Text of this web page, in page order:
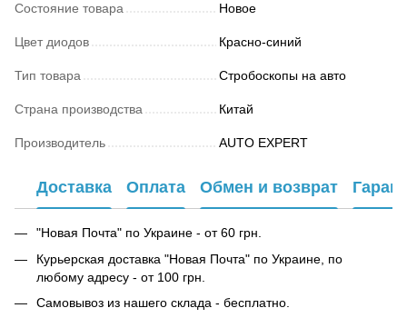
Состояние товара Новое
Цвет диодов Красно-синий
Тип товара Стробоскопы на авто
Страна производства Китай
Производитель AUTO EXPERT
Доставка Оплата Обмен и возврат
"Новая Почта" по Украине - от 60 грн.
Курьерская доставка "Новая Почта" по Украине, по
любому адресу - от 100 грн.
Самовывоз из нашего склада - бесплатно.